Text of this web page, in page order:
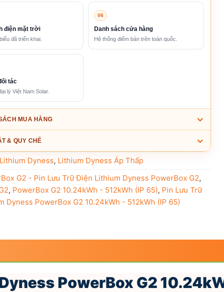
điện mặt trời
đã triển khai.
06
Danh sách cửa hàng
Hệ thống điểm bán trên toàn quốc.
tác
lý Việt Nam Solar.
MUA HÀNG
& QUY CHẾ
Lithium Dyness, Lithium Dyness Áp Thấp
G2 - Pin Lưu Trữ Điện Lithium Dyness PowerBox G2,
, PowerBox G2 10.24kWh - 512kWh (IP 65), Pin Lưu Trữ
Dyness PowerBox G2 10.24kWh - 512kWh (IP 65)
PowerBox G2